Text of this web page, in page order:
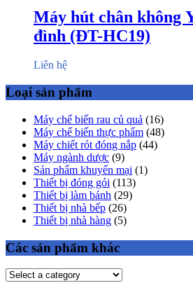
Máy hút chân không
đình (ĐT-HC19)
Liên hệ
Loại sản phẩm
Máy chế biến rau củ quả (16)
Máy chế biến thực phẩm (48)
Máy chiết rót đóng nắp (44)
Máy ngành dược (9)
Sản phẩm khuyến mại (1)
Thiết bị đóng gói (113)
Thiết bị làm bánh (29)
Thiết bị nhà bếp (26)
Thiết bị nhà hàng (5)
Các sản phẩm khác